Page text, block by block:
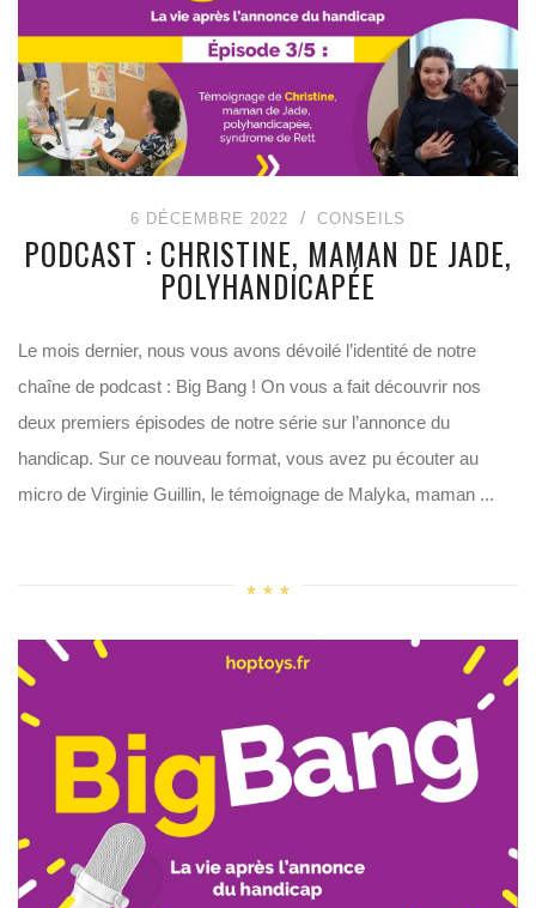
6 DÉCEMBRE 2022 CONSEILS
PODCAST : CHRISTINE, MAMAN DE JADE,
POLYHANDICAPÉE
Le mois dernier, nous vous avons dévoilé l’identité de notre
chaîne de podcast : Big Bang ! On vous a fait découvrir nos
deux premiers épisodes de notre série sur l’annonce du
handicap. Sur ce nouveau format, vous avez pu écouter au
micro de Virginie Guillin, le témoignage de Malyka, maman ...